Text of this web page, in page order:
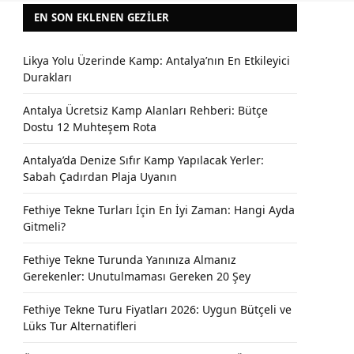
EN SON EKLENEN GEZILER
Likya Yolu Üzerinde Kamp: Antalya’nın En Etkileyici
Durakları
Antalya Ücretsiz Kamp Alanları Rehberi: Bütçe
Dostu 12 Muhteşem Rota
Antalya’da Denize Sıfır Kamp Yapılacak Yerler:
Sabah Çadırdan Plaja Uyanın
Fethiye Tekne Turları İçin En İyi Zaman: Hangi Ayda
Gitmeli?
Fethiye Tekne Turunda Yanınıza Almanız
Gerekenler: Unutulmaması Gereken 20 Şey
Fethiye Tekne Turu Fiyatları 2026: Uygun Bütçeli ve
Lüks Tur Alternatifleri